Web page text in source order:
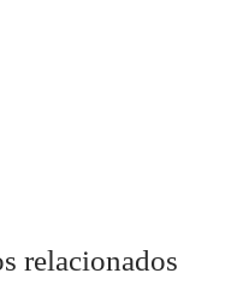
relacionados